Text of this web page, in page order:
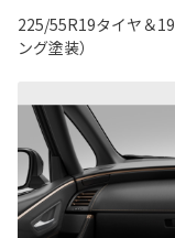
225/55R19タイヤ＆
ング塗装）